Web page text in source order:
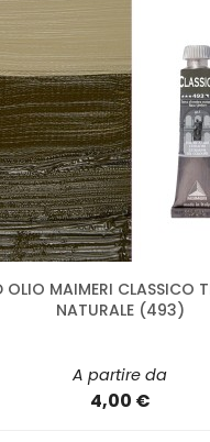
OLIO MAIMERI CLASSICO
NATURALE (493)
A partire da
4,00 €